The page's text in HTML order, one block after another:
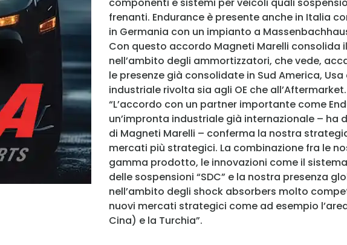
frenanti. Endurance è presente anche in Italia
in Germania con un impianto a
Con questo accordo Magneti Marelli
nell’ambito degli ammortizzatori, che vede,
le presenze già consolidate in Sud America,
industriale rivolta sia agli OE che all’Aftermarket.
“L’accordo con un partner importante come
un’impronta industriale già internazionale – ha
di Magneti Marelli – conferma la nostra
mercati più strategici. La combinazione fra le
gamma prodotto, le innovazioni come il
delle sospensioni “SDC” e la nostra presenza
nell’ambito degli shock absorbers molto
nuovi mercati strategici come ad esempio l’area
Cina) e la Turchia”.